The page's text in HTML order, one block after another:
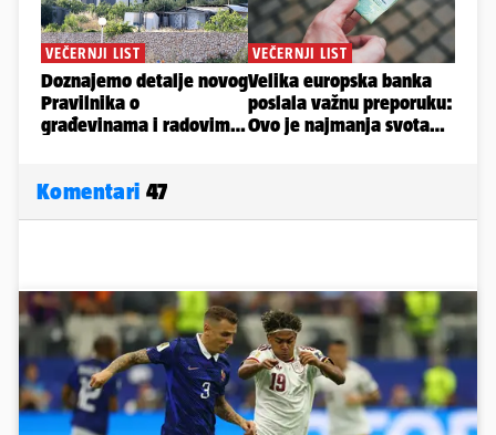
Komentari 47